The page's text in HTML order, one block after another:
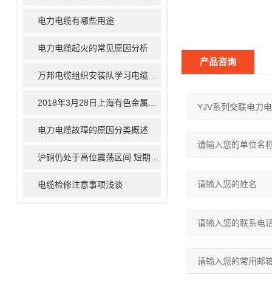
电力电缆有哪些用途
电力电缆起火的常见原因分析
电力电缆故障的原因分类概述
电缆检修注意事项浅谈
产品咨询